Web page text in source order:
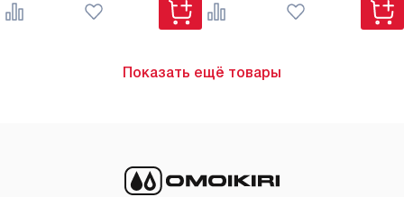
Показать ещё товары